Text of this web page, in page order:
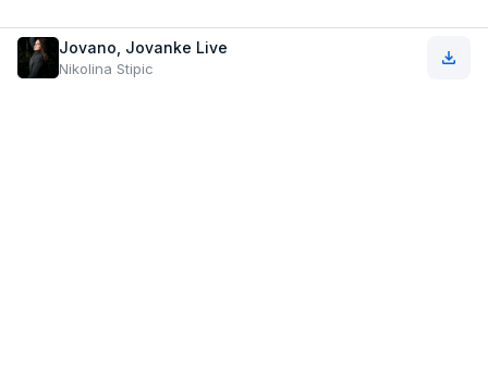
Jovano, Jovanke Live
Nikolina Stipic